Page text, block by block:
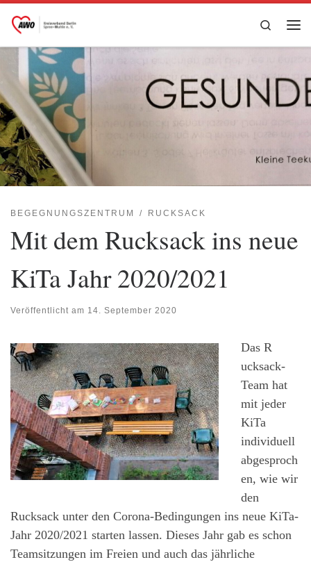
Zum Inhalt springen
Search
BEGEGNUNGSZENTRUM RUCKSACK
Mit dem Rucksack ins neue
KiTa Jahr 2020/2021
Veröffentlicht am 14. September 2020
Das R
ucksack-
Team hat
mit jeder
KiTa
individuell
abgesproch
en, wie wir
den
Rucksack unter den Corona-Bedingungen ins neue KiTa-
Jahr 2020/2021 starten lassen. Dieses Jahr gab es schon
Teamsitzungen im Freien und auch das jährliche